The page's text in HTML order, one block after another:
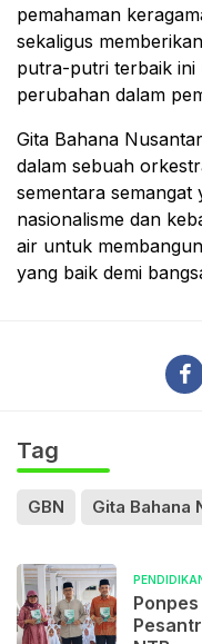
pemahaman
sekaligus
putra-putri terbaik ini
perubahan dalam
Gita Bahana
dalam sebuah
sementara semangat
nasionalisme dan
air untuk
yang baik demi
Tag
GBN Gita Bahana